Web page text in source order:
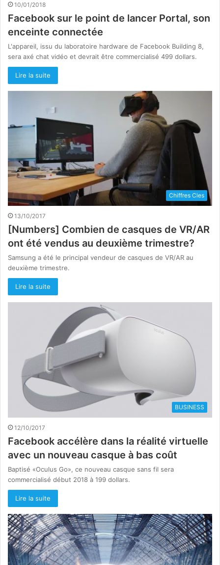
10/01/2018
Facebook sur le point de lancer Portal, son
enceinte connectée
L'appareil, issu du laboratoire hardware de Facebook Building 8,
sera axé chat vidéo et devrait être commercialisé 499 dollars.
Lire la suite
Chiffres Cles
13/10/2017
[Numbers] Combien de casques de VR/AR
ont été vendus au deuxième trimestre?
Samsung a été le principal vendeur de casques de VR/AR au
deuxième trimestre.
Lire la suite
BUSINESS
12/10/2017
Facebook accélère dans la réalité virtuelle
avec un nouveau casque à bas coût
Baptisé «Oculus Go», ce nouveau casque sans fil sera
commercialisé début 2018 à 199 dollars.
Lire la suite